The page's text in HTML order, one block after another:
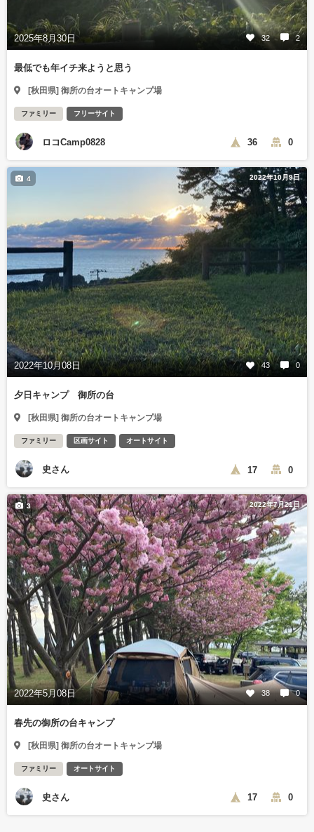
2025年8月30日 32 2
最低でも年イチ来ようと思う
[秋田県] 御所の台オートキャンプ場
ファミリー フリーサイト
ロコCamp0828 36 0
2022年10月9日
2022年10月08日 43 0
4
夕日キャンプ 御所の台
[秋田県] 御所の台オートキャンプ場
ファミリー 区画サイト オートサイト
史さん 17 0
2022年7月21日
2022年5月08日 38 0
3
春先の御所の台キャンプ
[秋田県] 御所の台オートキャンプ場
ファミリー オートサイト
史さん 17 0